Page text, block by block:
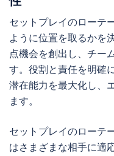
セットプレイのローテ
ように位置を取るかを
点機会を創出し、チー
す。役割と責任を明確
潜在能力を最大化し、
ます。
セットプレイのローテ
はさまざまな相手に適